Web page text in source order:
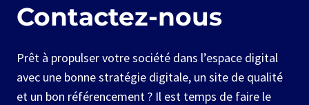
Contactez-nous
Prêt à propulser votre société dans l’espace digital
avec une bonne stratégie digitale, un site de qualité
et un bon référencement ? Il est temps de faire le